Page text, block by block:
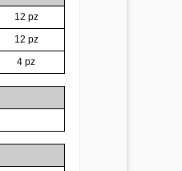
12 pz
12 pz
4 pz